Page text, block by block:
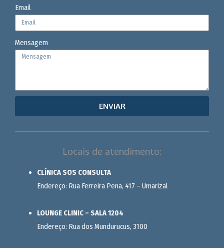
Email
Mensagem
ENVIAR
Locais de atendimento:
CLÍNICA SOS CONSULTA
Endereço: Rua Ferreira Pena, 417 – Umarizal
LOUNGE CLINIC – SALA 1204
Endereço: Rua dos Mundurucus, 3100